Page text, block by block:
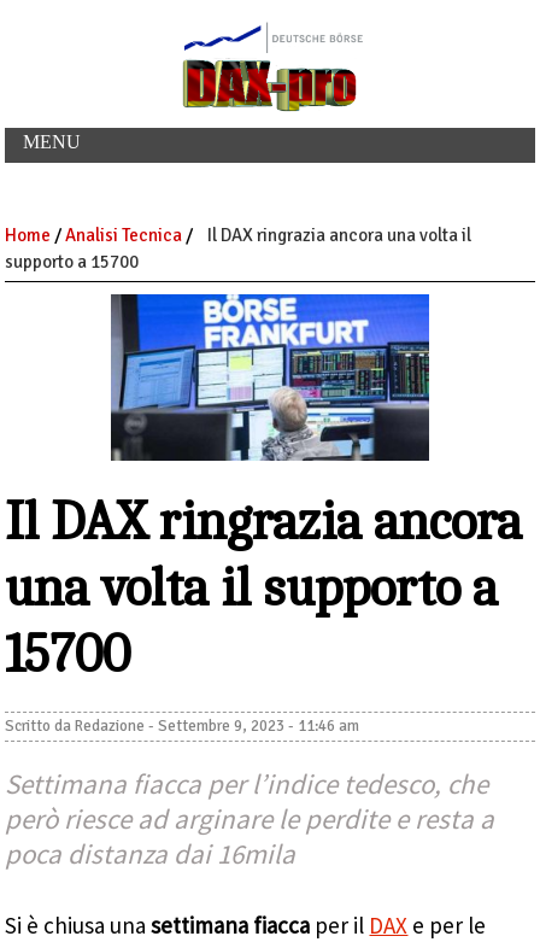
MENU
Home /Analisi Tecnica /
Il DAX ringrazia ancora una volta il
supporto a 15700
Il DAX ringrazia ancora
una volta il supporto a
15700
Scritto daRedazione -Settembre 9, 2023 - 11:46 am
Settimana fiacca per l’indice tedesco, che
però riesce ad arginare le perdite e resta a
poca distanza dai 16mila
Si è chiusa unasettimana fiacca per il DAX e per le